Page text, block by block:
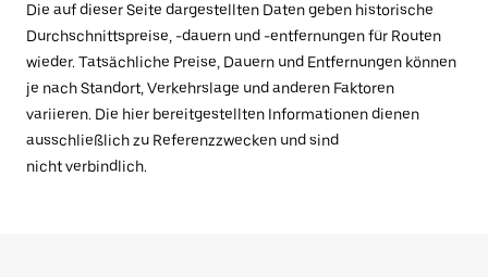
Die auf dieser Seite dargestellten Daten geben historische
Durchschnittspreise, -dauern und -entfernungen für Routen
wieder. Tatsächliche Preise, Dauern und Entfernungen können
je nach Standort, Verkehrslage und anderen Faktoren
variieren. Die hier bereitgestellten Informationen dienen
ausschließlich zu Referenzzwecken und sind
nicht verbindlich.